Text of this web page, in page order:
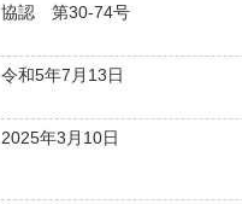
協認 第30-74号
令和5年7月13日
2025年3月10日